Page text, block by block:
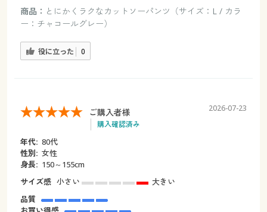
商品： とにかくラクなカットソーパンツ（サイズ：L / カラ
ー：チャコールグレー）
役に立った 0
ご購入者様
購入確認済み
2026-07-23
年代: 80代
性別: 女性
身長: 150～155cm
サイズ感 小さい
大きい
品質